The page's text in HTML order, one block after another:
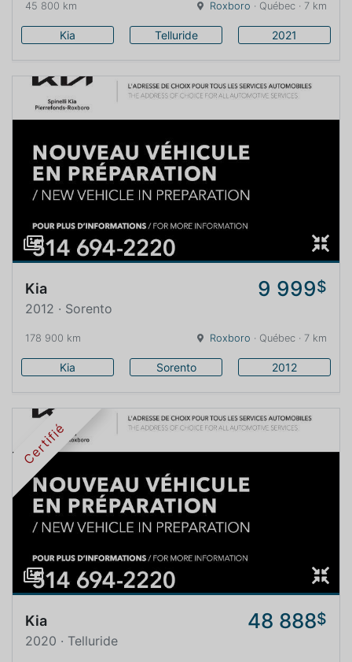
45 800 km Roxboro · Québec · 7 km
Kia Telluride 2021
Kia 9 999$
2012 · Sorento
178 900 km Roxboro · Québec · 7 km
Kia Sorento 2012
Certifié
Kia 48 888$
2020 · Telluride